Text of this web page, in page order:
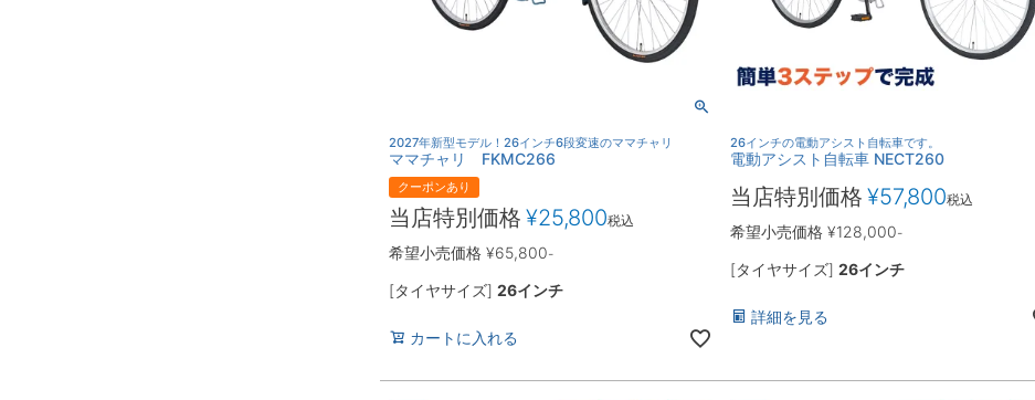
2027年新型モデル！26インチ6段変速のママチャリ
ママチャリ FKMC266
クーポンあり
希望小売価格 ¥65,800-
当店特別価格 ¥25,800税込
[タイヤサイズ] 26インチ
カートに入れる
26インチの電動アシスト自転車です。
電動アシスト自転車 NECT260
希望小売価格 ¥128,000-
当店特別価格 ¥57,800税込
[タイヤサイズ]26インチ
詳細を見る